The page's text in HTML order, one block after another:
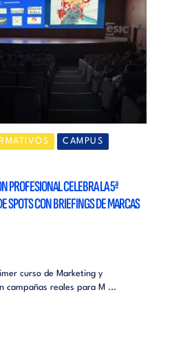
CAMPUS
PROFESIONAL CELEBRA LA 5ª
SPOTS CON BRIEFINGS DE MARCAS
curso de Marketing y
campañas reales para M ...